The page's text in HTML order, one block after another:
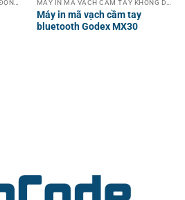
Máy in mã vạch cầm tay
bluetooth Godex MX30